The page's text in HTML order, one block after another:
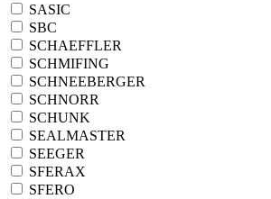
SASIC
SBC
SCHAEFFLER
SCHMIFING
SCHNEEBERGER
SCHNORR
SCHUNK
SEALMASTER
SEEGER
SFERAX
SFERO